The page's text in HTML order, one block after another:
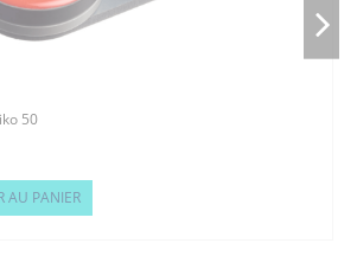
50
AU PANIER